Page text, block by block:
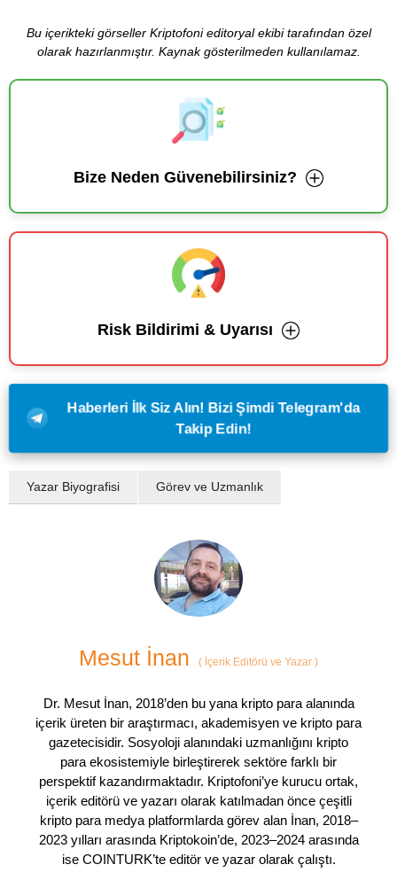
Bu içerikteki görseller Kriptofoni editoryal ekibi tarafından özel
olarak hazırlanmıştır. Kaynak gösterilmeden kullanılamaz.
Bize Neden Güvenebilirsiniz?
Risk Bildirimi & Uyarısı
Haberleri İlk Siz Alın! Bizi Şimdi Telegram'da
Takip Edin!
Yazar Biyografisi Görev ve Uzmanlık
Mesut İnan ( İçerik Editörü ve Yazar )
Dr. Mesut İnan, 2018’den bu yana kripto para alanında
içerik üreten bir araştırmacı, akademisyen ve kripto para
gazetecisidir. Sosyoloji alanındaki uzmanlığını kripto
para ekosistemiyle birleştirerek sektöre farklı bir
perspektif kazandırmaktadır. Kriptofoni’ye kurucu ortak,
içerik editörü ve yazarı olarak katılmadan önce çeşitli
kripto para medya platformlarda görev alan İnan, 2018–
2023 yılları arasında Kriptokoin’de, 2023–2024 arasında
ise COINTURK’te editör ve yazar olarak çalıştı.